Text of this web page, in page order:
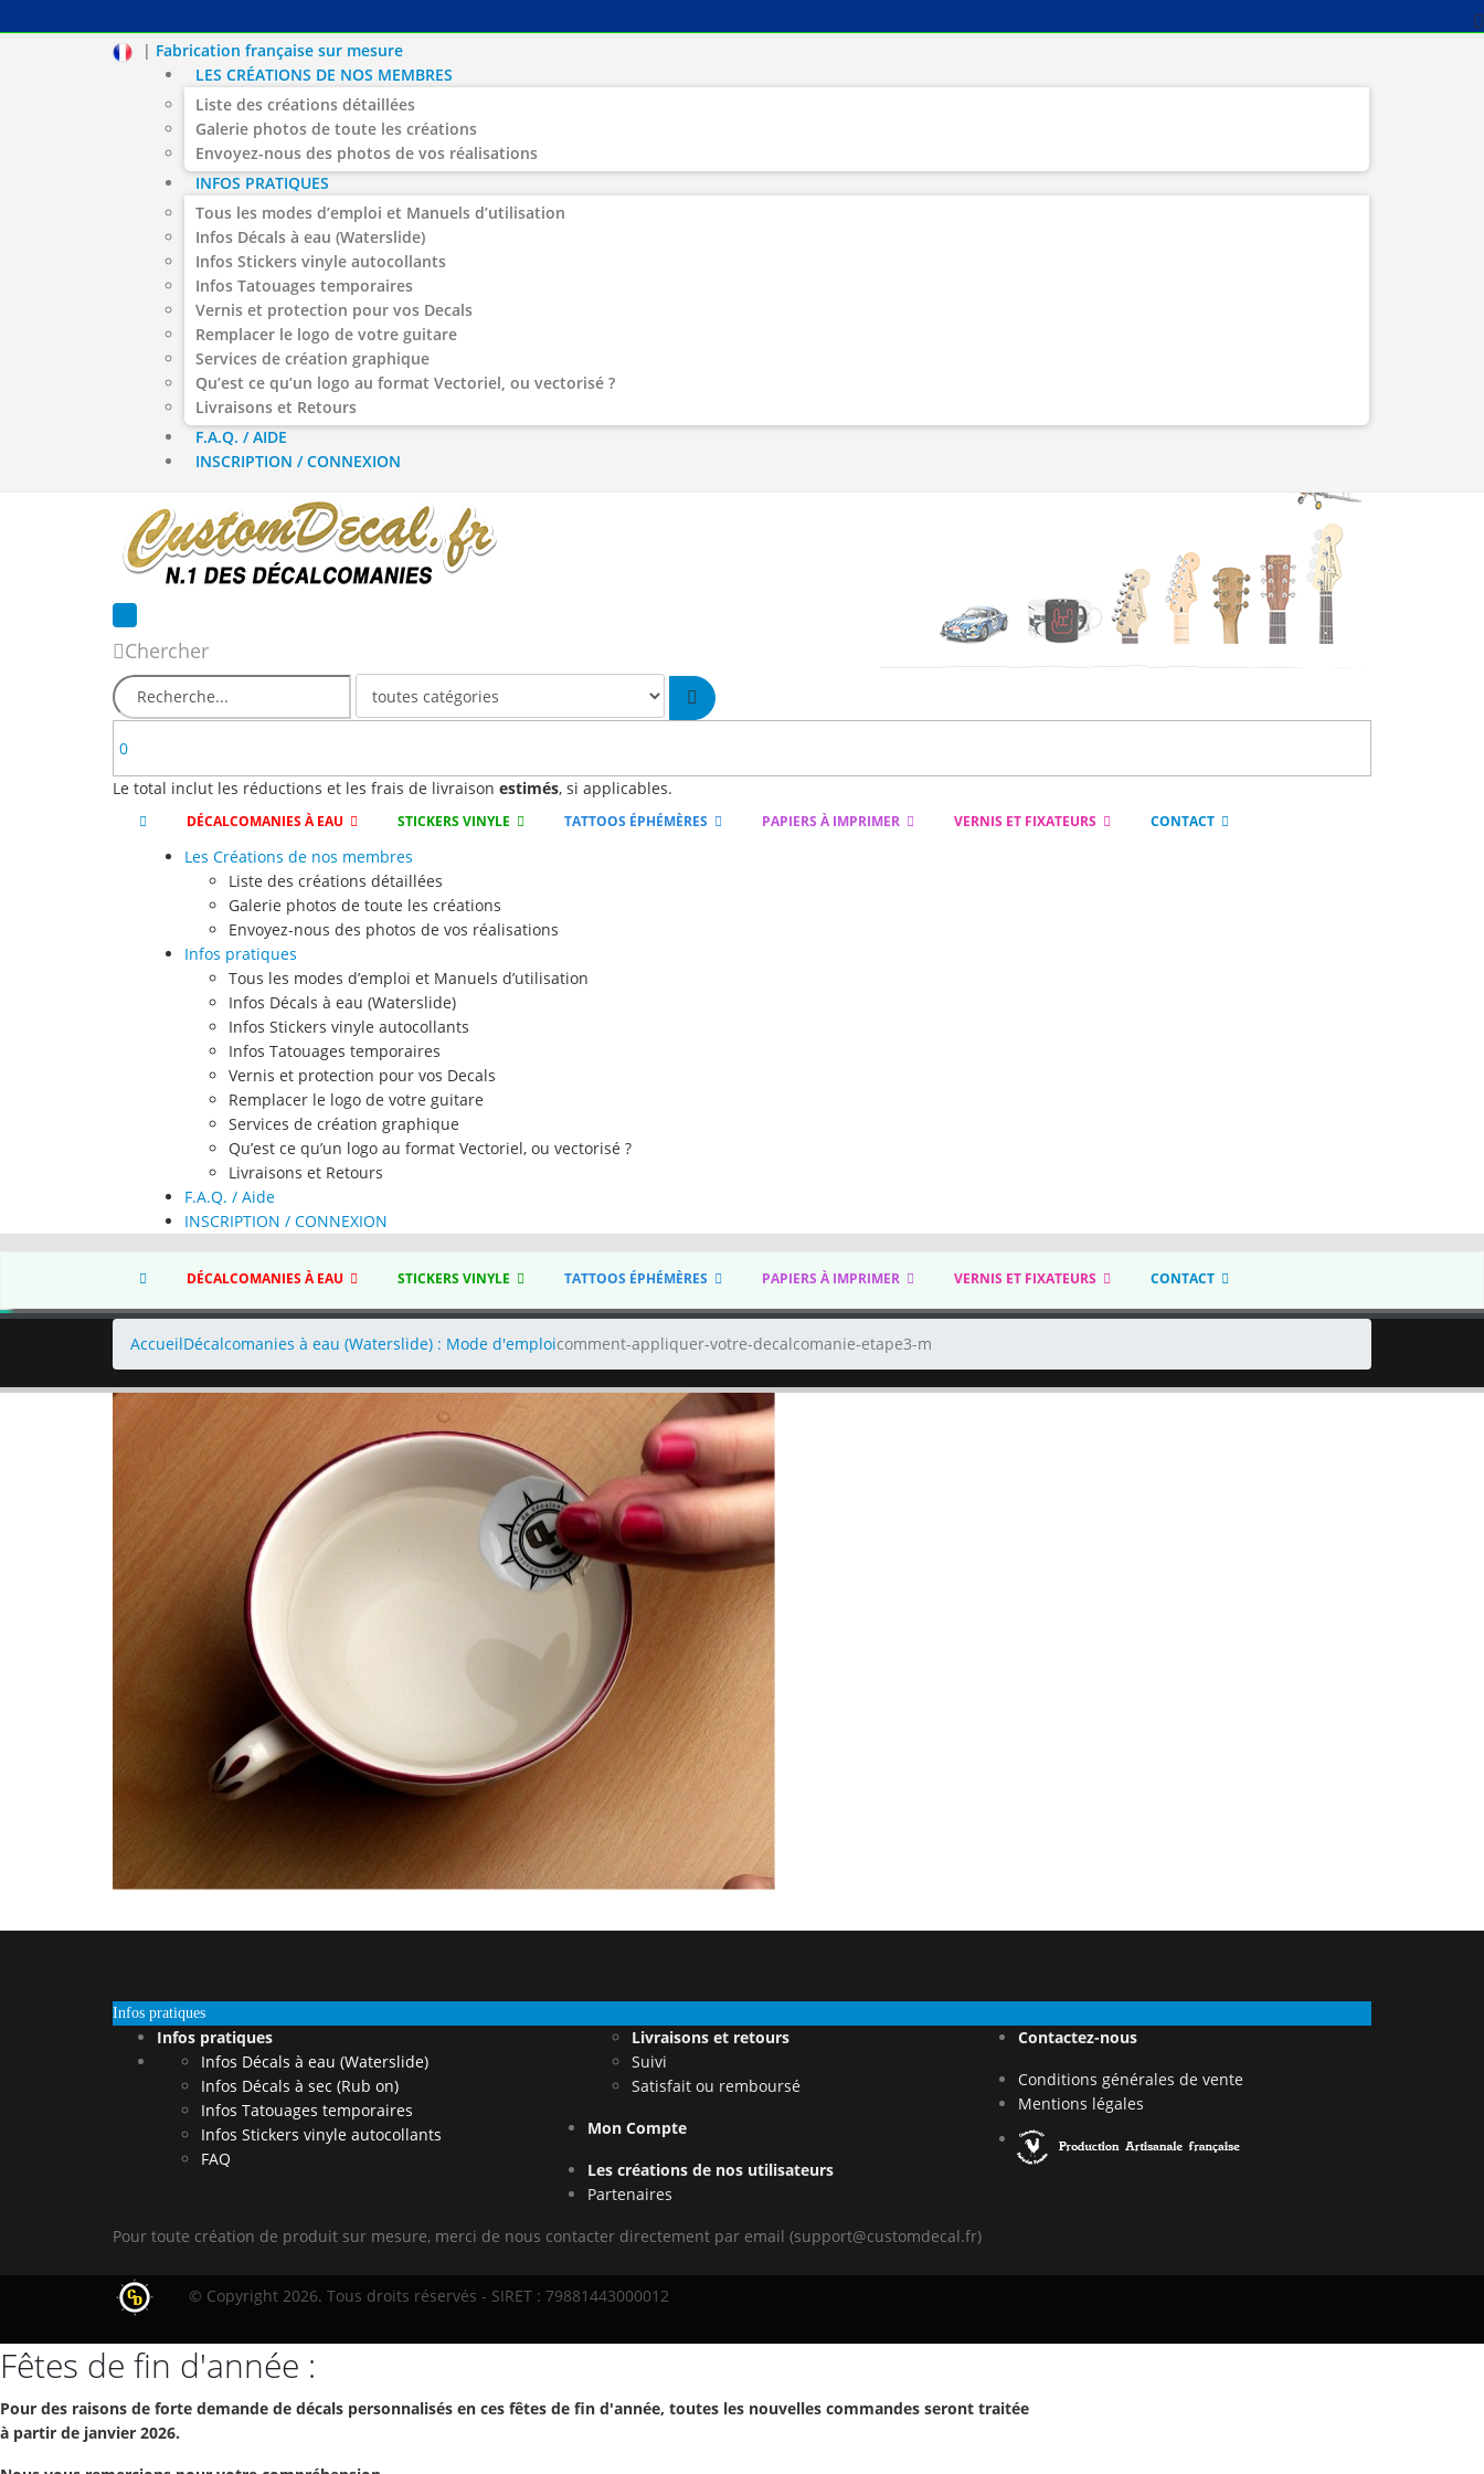
| Fabrication française sur mesure
LES CRÉATIONS DE NOS MEMBRES
Liste des créations détaillées
Galerie photos de toute les créations
Envoyez-nous des photos de vos réalisations
INFOS PRATIQUES
Tous les modes d’emploi et Manuels d’utilisation
Infos Décals à eau (Waterslide)
Infos Stickers vinyle autocollants
Infos Tatouages temporaires
Vernis et protection pour vos Decals
Remplacer le logo de votre guitare
Services de création graphique
Qu’est ce qu’un logo au format Vectoriel, ou vectorisé ?
Livraisons et Retours
F.A.Q. / AIDE
INSCRIPTION / CONNEXION
Chercher
0
Le total inclut les réductions et les frais de livraison estimés, si applicables.
DÉCALCOMANIES À EAU STICKERS VINYLE TATTOOS ÉPHÉMÈRES PAPIERS À IMPRIMER VERNIS ET FIXATEURS CONTACT
Les Créations de nos membres
Liste des créations détaillées
Galerie photos de toute les créations
Envoyez-nous des photos de vos réalisations
Infos pratiques
Tous les modes d’emploi et Manuels d’utilisation
Infos Décals à eau (Waterslide)
Infos Stickers vinyle autocollants
Infos Tatouages temporaires
Vernis et protection pour vos Decals
Remplacer le logo de votre guitare
Services de création graphique
Qu’est ce qu’un logo au format Vectoriel, ou vectorisé ?
Livraisons et Retours
F.A.Q. / Aide
INSCRIPTION / CONNEXION
DÉCALCOMANIES À EAU STICKERS VINYLE TATTOOS ÉPHÉMÈRES PAPIERS À IMPRIMER VERNIS ET FIXATEURS CONTACT
AccueilDécalcomanies à eau (Waterslide) : Mode d'emploicomment-appliquer-votre-decalcomanie-etape3-m
Infos pratiques
Infos pratiques
Infos Décals à eau (Waterslide)
Infos Décals à sec (Rub on)
Infos Tatouages temporaires
Infos Stickers vinyle autocollants
FAQ
Livraisons et retours
Suivi
Satisfait ou remboursé
Mon Compte
Les créations de nos utilisateurs
Partenaires
Contactez-nous
Conditions générales de vente
Mentions légales
Pour toute création de produit sur mesure, merci de nous contacter directement par email (support@customdecal.fr)
© Copyright 2026. Tous droits réservés - SIRET : 79881443000012
Fêtes de fin d'année :
Pour des raisons de forte demande de décals personnalisés en ces fêtes de fin d'année, toutes les nouvelles commandes seront traitée
à partir de janvier 2026.